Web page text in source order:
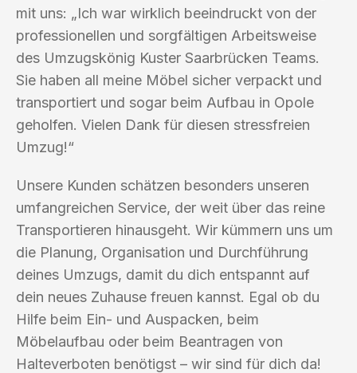
mit uns: „Ich war wirklich beeindruckt von der
professionellen und sorgfältigen Arbeitsweise
des Umzugskönig Kuster Saarbrücken Teams.
Sie haben all meine Möbel sicher verpackt und
transportiert und sogar beim Aufbau in Opole
geholfen. Vielen Dank für diesen stressfreien
Umzug!“
Unsere Kunden schätzen besonders unseren
umfangreichen Service, der weit über das reine
Transportieren hinausgeht. Wir kümmern uns um
die Planung, Organisation und Durchführung
deines Umzugs, damit du dich entspannt auf
dein neues Zuhause freuen kannst. Egal ob du
Hilfe beim Ein- und Auspacken, beim
Möbelaufbau oder beim Beantragen von
Halteverboten benötigst – wir sind für dich da!